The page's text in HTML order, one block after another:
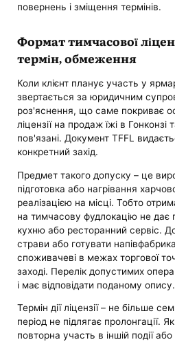
повернень і зміщення термінів.
Формат тимчасової
термін, обмеження
Коли клієнт планує участь у
звертається за юридичним
роз'яснення, що саме покриває
ліцензії на продаж їжі в
пов'язані. Документ TFFL
конкретний захід.
Предмет такого допуску – це
підготовка або нагрівання
реалізацією на місці. Тобто
на тимчасову фудлокацію не дає
кухню або ресторанний сервіс.
страви або готувати
споживачеві в межах торгової
заході. Перелік допустимих
і має відповідати поданому опису.
Термін дії ліцензії – не більше
період не підлягає пролонгації.
повторна участь в іншій події